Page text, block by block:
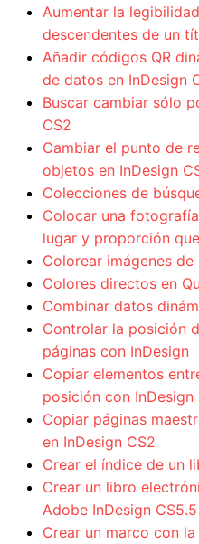
Aumentar la
descendentes de un
Añadir códigos QR
de datos en InDesign
Buscar cambiar sólo
CS2
Cambiar el punto de
objetos en InDesign
Colecciones de
Colocar una
lugar y proporción
Colorear imágenes
Colores directos en
Combinar datos
Controlar la posición
páginas con InDesign
Copiar elementos
posición con InDesign
Copiar páginas
en InDesign CS2
Crear el índice de un
Crear un libro
Adobe InDesign CS5.5
Crear un marco con